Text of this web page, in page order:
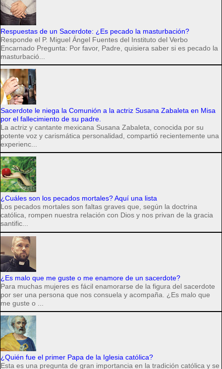
Respuestas de un Sacerdote: ¿Es pecado la masturbación?
Responde el P. Miguel Ángel Fuentes del Instituto del Verbo
Encarnado Pregunta: Por favor, Padre, quisiera saber si es pecado la
masturbació...
Sacerdote le niega la Comunión a la actriz Susana Zabaleta en Misa
por el fallecimiento de su padre.
La actriz y cantante mexicana Susana Zabaleta, conocida por su
potente voz y carismática personalidad, compartió recientemente una
experienc...
¿Cuáles son los pecados mortales? Aquí una lista
Los pecados mortales son faltas graves que, según la doctrina
católica, rompen nuestra relación con Dios y nos privan de la gracia
santific...
¿Es malo que me guste o me enamore de un sacerdote?
Para muchas mujeres es fácil enamorarse de la figura del sacerdote
por ser una persona que nos consuela y acompaña. ¿Es malo que
me guste o ...
¿Quién fue el primer Papa de la Iglesia católica?
Esta es una pregunta de gran importancia en la tradición católica y se